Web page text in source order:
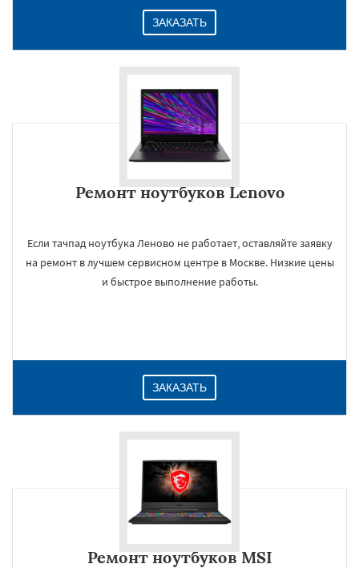
ЗАКАЗАТЬ
Ремонт ноутбуков Lenovo
Если тачпад ноутбука Леново не работает, оставляйте заявку
на ремонт в лучшем сервисном центре в Москве. Низкие цены
и быстрое выполнение работы.
ЗАКАЗАТЬ
Ремонт ноутбуков MSI